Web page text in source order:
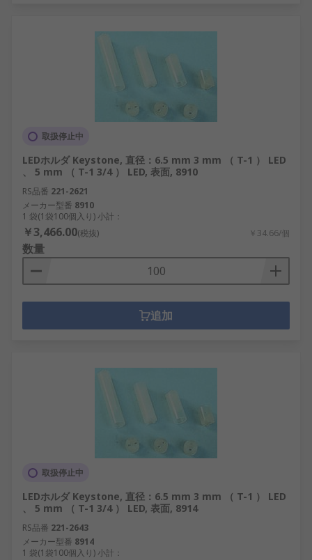
取扱停止中
LEDホルダ Keystone, 直径：6.5 mm 3 mm （ T-1 ） LED
、 5 mm （ T-1 3/4 ） LED, 表面, 8910
RS品番 221-2621
メーカー型番 8910
1 袋(1袋100個入り) 小計：
￥3,466.00(税抜) ￥34.66/個
数量
追加
取扱停止中
LEDホルダ Keystone, 直径：6.5 mm 3 mm （ T-1 ） LED
、 5 mm （ T-1 3/4 ） LED, 表面, 8914
RS品番 221-2643
メーカー型番 8914
1 袋(1袋100個入り) 小計：